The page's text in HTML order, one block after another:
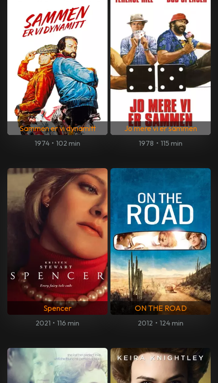
Sammen er vi dynamitt
1974 • 102 min
Jo mere vi er sammen
1978 • 115 min
Spencer
2021 • 116 min
ON THE ROAD
2012 • 124 min